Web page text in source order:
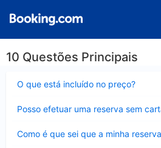
10 Questões Principais
O que está incluído no preço?
fechado
Posso efetuar uma reserva sem
fechado
Como é que sei que a minha
fechado